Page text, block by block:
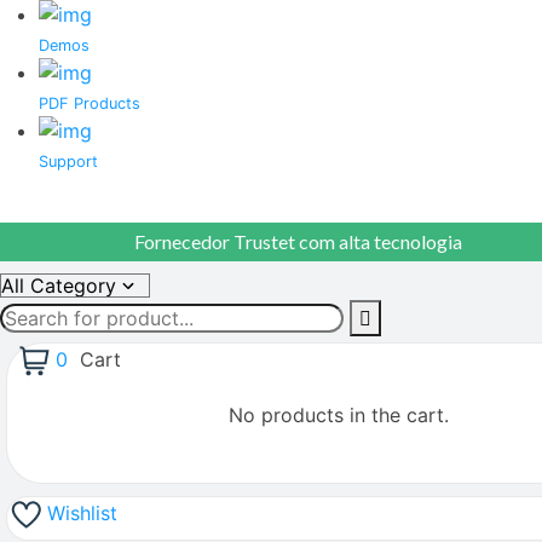
Demos
PDF Products
Support
Fornecedor Trustet com alta tecnologia
0 Cart
No products in the cart.
Wishlist